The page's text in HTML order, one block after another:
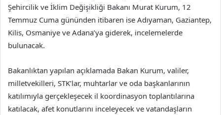
Şehircilik ve İklim Değişikliği Bakanı Murat Kurum, 12
Temmuz Cuma gününden itibaren ise Adıyaman, Gaziantep,
Kilis, Osmaniye ve Adana’ya giderek, incelemelerde
bulunacak.
Bakanlıktan yapılan açıklamada Bakan Kurum, valiler,
milletvekilleri, STK’lar, muhtarlar ve oda başkanlarının
katılımıyla gerçekleşecek il koordinasyon toplantılarına
katılacak, afet konutlarını inceleyecek ve vatandaşların